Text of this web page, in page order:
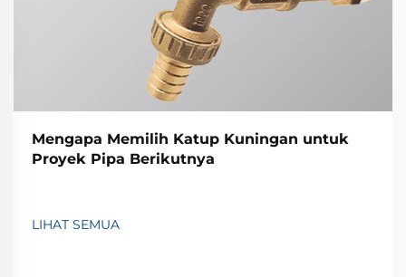
Mengapa Memilih Katup Kuningan untuk
Proyek Pipa Berikutnya
LIHAT SEMUA